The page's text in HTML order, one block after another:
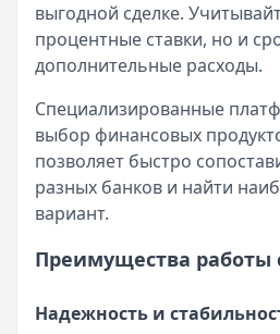
выгодной сделке.
процентные ставки, но и
дополнительные расходы.
Специализированные
выбор финансовых
позволяет быстро
разных банков и найти
вариант.
Преимущества работы
Надежность и